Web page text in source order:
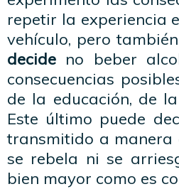
repetir la experiencia
vehículo, pero
decide no beber
consecuencias
de la educación, de
Este último puede
transmitido a manera
se rebela ni se
bien mayor como es